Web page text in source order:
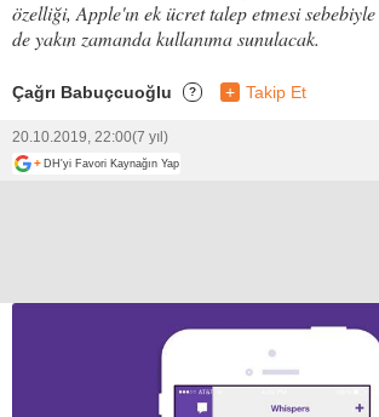
özelliği, Apple'ın ek ücret talep etmesi
de yakın zamanda kullanıma sunulacak.
Çağrı Babuçcuoğlu ? + Takip Et
20.10.2019, 22:00(7 yıl)
+ DH'yi Favori Kaynağın Yap